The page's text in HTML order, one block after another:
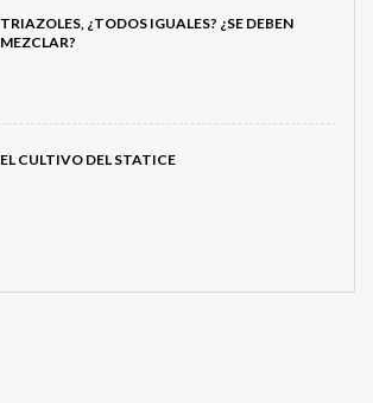
TRIAZOLES, ¿TODOS IGUALES? ¿SE DEBEN
MEZCLAR?
EL CULTIVO DEL STATICE